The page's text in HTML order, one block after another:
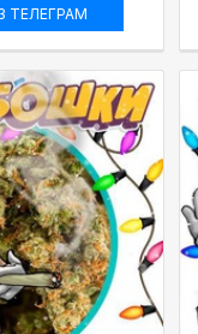
ТЕЛЕГРАМ